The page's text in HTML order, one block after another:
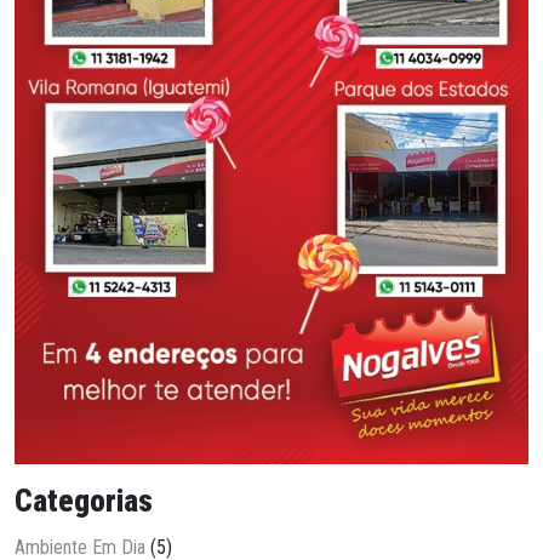
Categorias
Ambiente Em Dia (5)